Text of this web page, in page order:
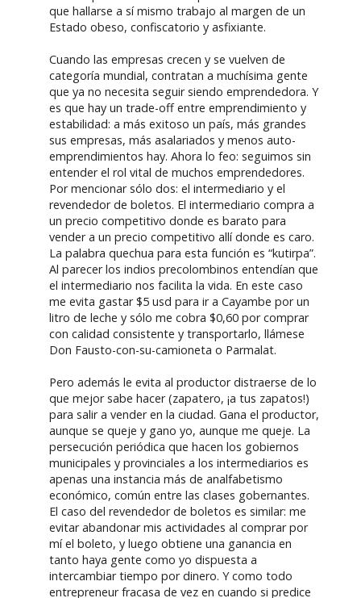
que hallarse a sí mismo trabajo al margen de un
Estado obeso, confiscatorio y asfixiante.
Cuando las empresas crecen y se vuelven de
categoría mundial, contratan a muchísima gente
que ya no necesita seguir siendo emprendedora. Y
es que hay un trade-off entre emprendimiento y
estabilidad: a más exitoso un país, más grandes
sus empresas, más asalariados y menos auto-
emprendimientos hay. Ahora lo feo: seguimos sin
entender el rol vital de muchos emprendedores.
Por mencionar sólo dos: el intermediario y el
revendedor de boletos. El intermediario compra a
un precio competitivo donde es barato para
vender a un precio competitivo allí donde es caro.
La palabra quechua para esta función es “kutirpa”.
Al parecer los indios precolombinos entendían que
el intermediario nos facilita la vida. En este caso
me evita gastar $5 usd para ir a Cayambe por un
litro de leche y sólo me cobra $0,60 por comprar
con calidad consistente y transportarlo, llámese
Don Fausto-con-su-camioneta o Parmalat.
Pero además le evita al productor distraerse de lo
que mejor sabe hacer (zapatero, ¡a tus zapatos!)
para salir a vender en la ciudad. Gana el productor,
aunque se queje y gano yo, aunque me queje. La
persecución periódica que hacen los gobiernos
municipales y provinciales a los intermediarios es
apenas una instancia más de analfabetismo
económico, común entre las clases gobernantes.
El caso del revendedor de boletos es similar: me
evitar abandonar mis actividades al comprar por
mí el boleto, y luego obtiene una ganancia en
tanto haya gente como yo dispuesta a
intercambiar tiempo por dinero. Y como todo
entrepreneur fracasa de vez en cuando si predice